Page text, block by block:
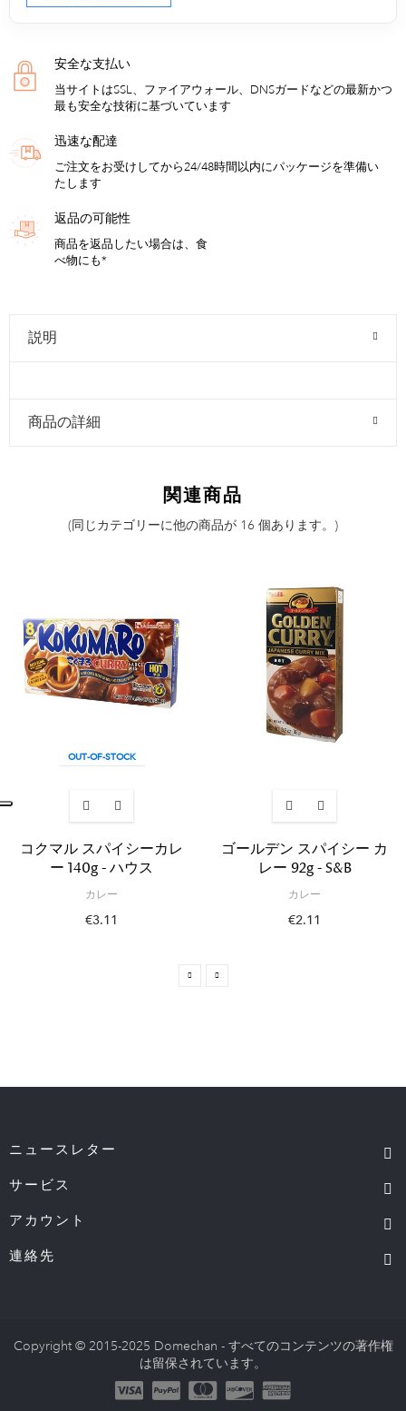
安全な支払い
当サイトはSSL、ファイアウォール、DNSガードなどの最新かつ
最も安全な技術に基づいています
迅速な配達
ご注文をお受けしてから24/48時間以内にパッケージを準備い
たします
返品の可能性
商品を返品したい場合は、食
べ物にも*
説明
商品の詳細
関連商品
(同じカテゴリーに他の商品が 16 個あります。)
OUT-OF-STOCK
コクマル スパイシーカレ
ー 140g - ハウス
カレー
€3.11
ゴールデン スパイシー カ
レー 92g - S&B
カレー
€2.11
ニュースレター
サービス
アカウント
連絡先
Copyright © 2015-2025 Domechan - すべてのコンテンツの著作権
は留保されています。